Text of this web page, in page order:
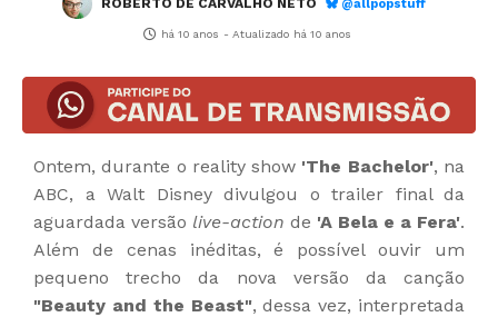
ROBERTO DE CARVALHO NETO @allpopstuff
há 10 anos - Atualizado há 10 anos
Ontem, durante o reality show 'The Bachelor', na
ABC, a Walt Disney divulgou o trailer final da
aguardada versão live-action de 'A Bela e a Fera'.
Além de cenas inéditas, é possível ouvir um
pequeno trecho da nova versão da canção
"Beauty and the Beast", dessa vez, interpretada